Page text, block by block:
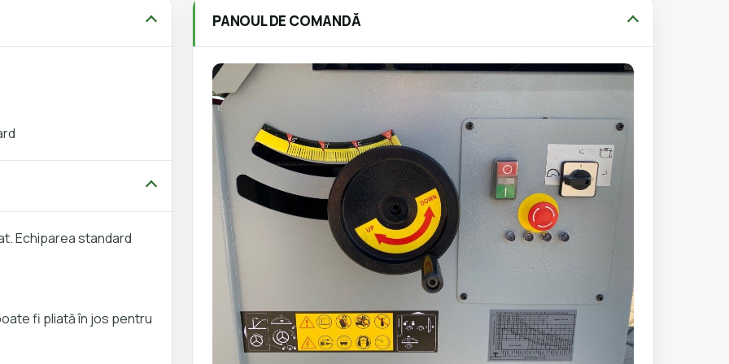
Echiparea standard
fi pliată în jos pentru
PANOUL DE COMANDĂ